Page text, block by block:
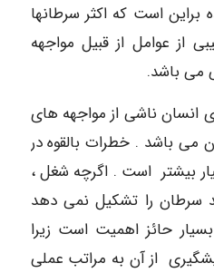
است که اکثر سرطانها
از عوامل از قبیل مواجهه
می باشد.
انسان ناشی از مواجهه های
می باشد . خطرات بالقوه در
بیشتر است . اگرچه شغل ،
سرطان را تشکیل نمی دهد
حائز اهمیت است زیرا
از آن به مراتب عملی